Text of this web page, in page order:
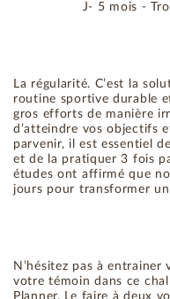
J- 5 mois -
La régularité. C’est la
routine sportive durable
gros efforts de manière
d’atteindre vos objectifs
parvenir, il est essentiel
et de la pratiquer 3 fois
études ont affirmé que
jours pour transformer
N’hésitez pas à
votre témoin dans ce
Planner. Le faire à deux